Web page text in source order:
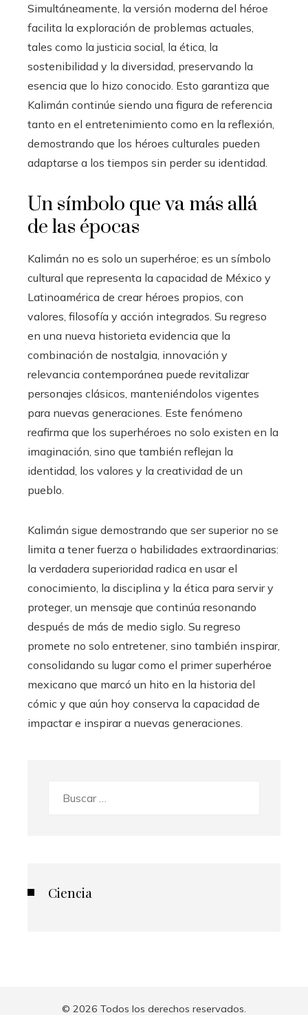
Simultáneamente, la versión moderna del héroe
facilita la exploración de problemas actuales,
tales como la justicia social, la ética, la
sostenibilidad y la diversidad, preservando la
esencia que lo hizo conocido. Esto garantiza que
Kalimán continúe siendo una figura de referencia
tanto en el entretenimiento como en la reflexión,
demostrando que los héroes culturales pueden
adaptarse a los tiempos sin perder su identidad.
Un símbolo que va más allá
de las épocas
Kalimán no es solo un superhéroe; es un símbolo
cultural que representa la capacidad de México y
Latinoamérica de crear héroes propios, con
valores, filosofía y acción integrados. Su regreso
en una nueva historieta evidencia que la
combinación de nostalgia, innovación y
relevancia contemporánea puede revitalizar
personajes clásicos, manteniéndolos vigentes
para nuevas generaciones. Este fenómeno
reafirma que los superhéroes no solo existen en la
imaginación, sino que también reflejan la
identidad, los valores y la creatividad de un
pueblo.
Kalimán sigue demostrando que ser superior no se
limita a tener fuerza o habilidades extraordinarias:
la verdadera superioridad radica en usar el
conocimiento, la disciplina y la ética para servir y
proteger, un mensaje que continúa resonando
después de más de medio siglo. Su regreso
promete no solo entretener, sino también inspirar,
consolidando su lugar como el primer superhéroe
mexicano que marcó un hito en la historia del
cómic y que aún hoy conserva la capacidad de
impactar e inspirar a nuevas generaciones.
Ciencia
© 2026 Todos los derechos reservados.